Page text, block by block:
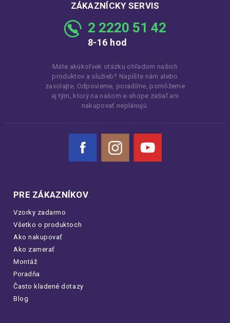
ZÁKAZNÍCKY SERVIS
2 2220 51 42
8-16 hod
Máte akúkoľvek otázku ohľadom našich
produktov a služieb? Napíšte nám alebo
zavolajte. Odpovieme, poradíme, pomôžeme
aj tým, ktorý na našom e-shope zatiaľ ani
nakupovať neplánujú.
Facebook Instagram YouTube
PRE ZÁKAZNÍKOV
Vzorky zadarmo
Všetko o produktoch
Ako nakupovať
Ako zamerať
Montáž
Poradňa
Často kladené dotazy
Blog